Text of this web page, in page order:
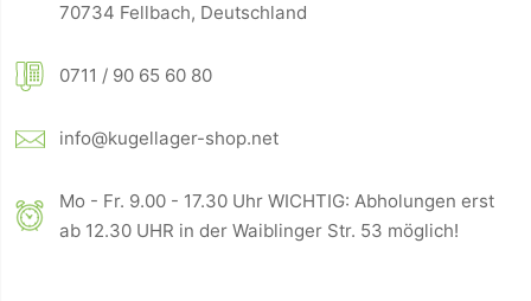
70734 Fellbach, Deutschland
0711 / 90 65 60 80
info@kugellager-shop.net
Mo - Fr. 9.00 - 17.30 Uhr WICHTIG: Abholungen erst
ab 12.30 UHR in der Waiblinger Str. 53 möglich!